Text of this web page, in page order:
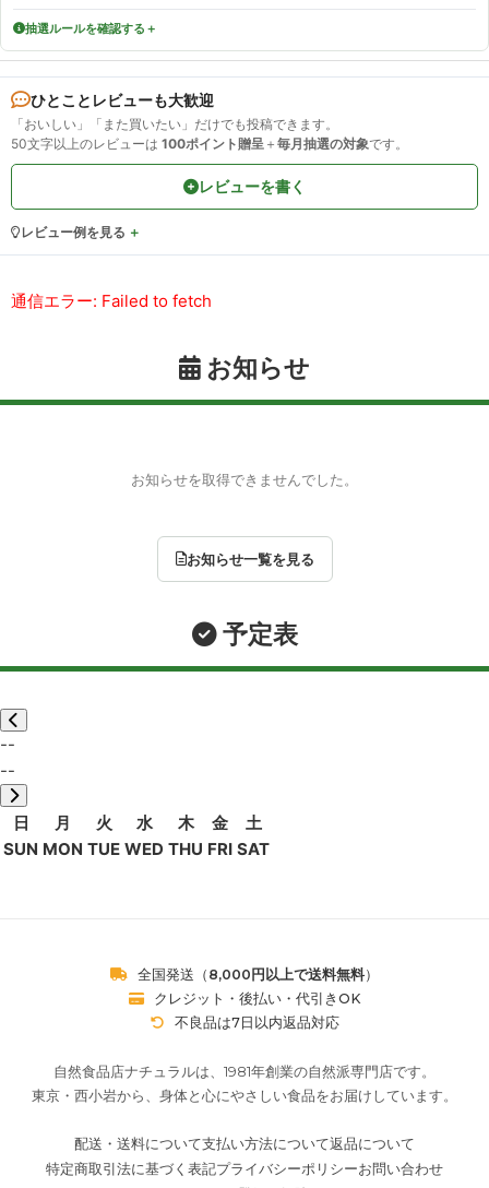
抽選ルールを確認する
ひとことレビューも大歓迎
「おいしい」「また買いたい」だけでも投稿できます。
50文字以上のレビューは 100ポイント贈呈 ＋ 毎月抽選の対象です。
レビューを書く
レビュー例を見る
通信エラー: Failed to fetch
お知らせ
お知らせを取得できませんでした。
お知らせ一覧を見る
予定表
--
--
日
SUN
月
MON
火
TUE
水
WED
木
THU
金
FRI
土
SAT
全国発送（ 8,000円以上で送料無料）
クレジット・後払い・代引きOK
不良品は7日以内返品対応
自然食品店ナチュラルは、1981年創業の自然派専門店です。
東京・西小岩から、身体と心にやさしい食品をお届けしています。
配送・送料について支払い方法について返品について
特定商取引法に基づく表記プライバシーポリシーお問い合わせ